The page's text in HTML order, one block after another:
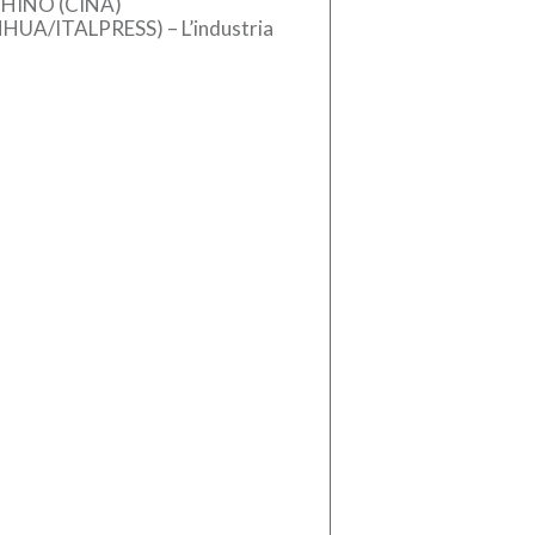
ITALPRESS) – L’industria